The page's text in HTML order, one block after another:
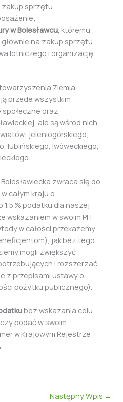
zakup sprzętu
w Bolesławcu , któremu
głównie na zakup sprzętu
lotniczego i organizację
Ziemia
przede wszystkim
oraz
ale są wśród nich
jeleniogórskiego,
lublińskiego, lwóweckiego,
zwraca się do
całym kraju o
% podatku dla naszej
wskazaniem w swoim PIT
w całości przekażemy
jak bez tego
mogli zwiększyć
i rozszerzać
z przepisami ustawy o
pożytku publicznego).
bez wskazania celu
podać w swoim
w Krajowym Rejestrze
Następny Wpis →